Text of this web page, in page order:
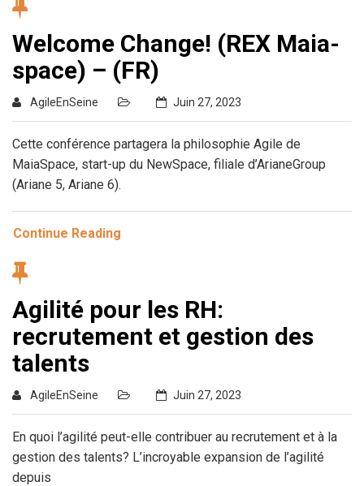
Welcome Change! (REX Maia-
space) – (FR)
AgileEnSeine Juin 27, 2023
Cette conférence partagera la philosophie Agile de
MaiaSpace, start-up du NewSpace, filiale d’ArianeGroup
(Ariane 5, Ariane 6).
Continue Reading
Agilité pour les RH:
recrutement et gestion des
talents
AgileEnSeine Juin 27, 2023
En quoi l’agilité peut-elle contribuer au recrutement et à la
gestion des talents? L’incroyable expansion de l’agilité
depuis